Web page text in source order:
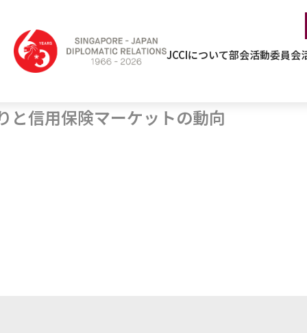
JCCIについて部会活動委員会
と信用保険マーケットの動向